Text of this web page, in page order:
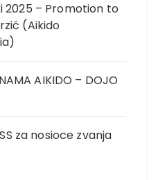
2025 – Promotion to
(Aikido
AIKIDO – DOJO
za nosioce zvanja